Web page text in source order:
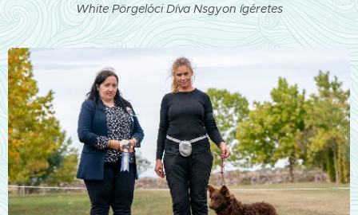
White Pörgelóci Díva Nsgyon ígéretes